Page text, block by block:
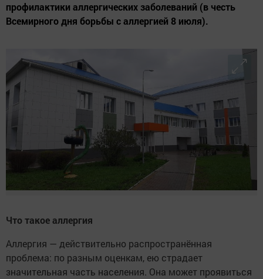
профилактики аллергических заболеваний (в честь
Всемирного дня борьбы с аллергией 8 июля).
Что такое аллергия
Аллергия — действительно распространённая
проблема: по разным оценкам, ею страдает
значительная часть населения. Она может проявиться